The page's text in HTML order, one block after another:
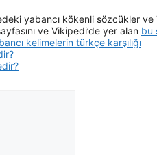
yabancı kökenli sözcükler ve
ve Vikipedi’de yer alan bu
kelimelerin türkçe karşılığı